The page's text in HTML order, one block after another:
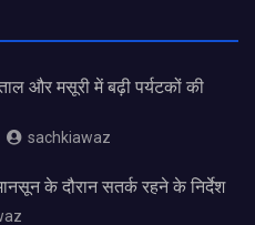
और मसूरी में बढ़ी पर्यटकों की
sachkiawaz
के दौरान सतर्क रहने के निर्देश